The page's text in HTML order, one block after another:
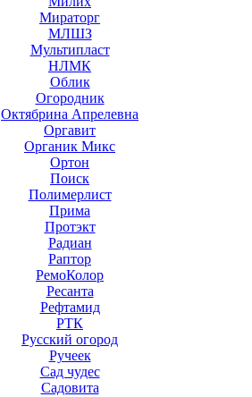
Мираторг
МЛШЗ
Мультипласт
НЛМК
Облик
Огородник
Октябрина Апрелевна
Оргавит
Органик Микс
Ортон
Поиск
Полимерлист
Прима
Протэкт
Радиан
Раптор
РемоКолор
Ресанта
Рефтамид
РТК
Русский огород
Ручеек
Сад чудес
Садовита